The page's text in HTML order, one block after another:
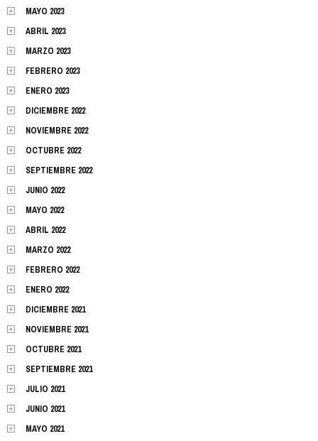
MAYO 2023
ABRIL 2023
MARZO 2023
FEBRERO 2023
ENERO 2023
DICIEMBRE 2022
NOVIEMBRE 2022
OCTUBRE 2022
SEPTIEMBRE 2022
JUNIO 2022
MAYO 2022
ABRIL 2022
MARZO 2022
FEBRERO 2022
ENERO 2022
DICIEMBRE 2021
NOVIEMBRE 2021
OCTUBRE 2021
SEPTIEMBRE 2021
JULIO 2021
JUNIO 2021
MAYO 2021